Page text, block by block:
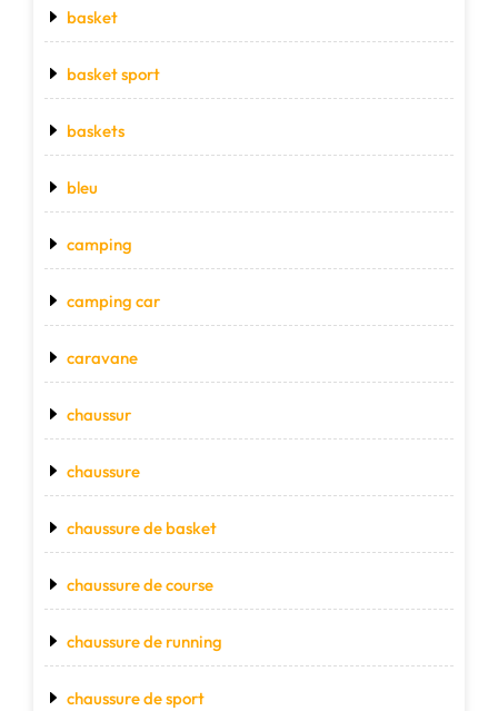
basket
basket sport
baskets
bleu
camping
camping car
caravane
chaussur
chaussure
chaussure de basket
chaussure de course
chaussure de running
chaussure de sport